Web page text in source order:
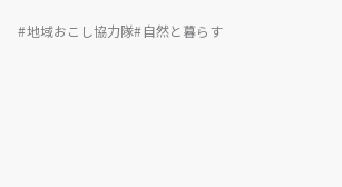
地域おこし協力隊 自然と暮らす